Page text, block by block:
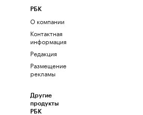
РБК
О компании
Контактная
информация
Редакция
Размещение
рекламы
Другие
продукты
РБК